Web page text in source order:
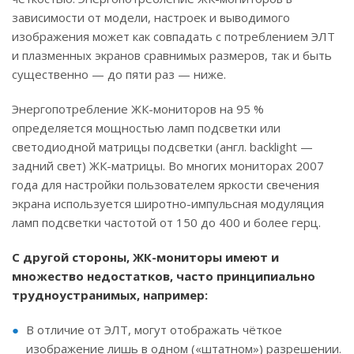
зависимости от модели, настроек и выводимого
изображения может как совпадать с потреблением ЭЛТ
и плазменных экранов сравнимых размеров, так и быть
существенно — до пяти раз — ниже.
Энергопотребление ЖК-мониторов на 95 %
определяется мощностью ламп подсветки или
светодиодной матрицы подсветки (англ. backlight —
задний свет) ЖК-матрицы. Во многих мониторах 2007
года для настройки пользователем яркости свечения
экрана используется широтно-импульсная модуляция
ламп подсветки частотой от 150 до 400 и более герц.
С другой стороны, ЖК-мониторы имеют и
множество недостатков, часто принципиально
трудноустранимых, например:
В отличие от ЭЛТ, могут отображать чёткое
изображение лишь в одном («штатном») разрешении.